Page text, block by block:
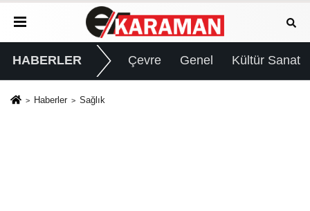
HABERLER Çevre Genel Kültür Sanat
Haberler Sağlık